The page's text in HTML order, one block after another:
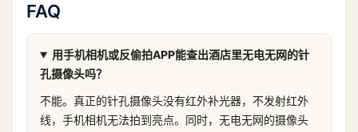
FAQ
用手机相机或反偷拍APP能查出酒店里无电无网的针
孔摄像头吗？
不能。真正的针孔摄像头没有红外补光器，不发射红外
线，手机相机无法拍到亮点。同时，无电无网的摄像头